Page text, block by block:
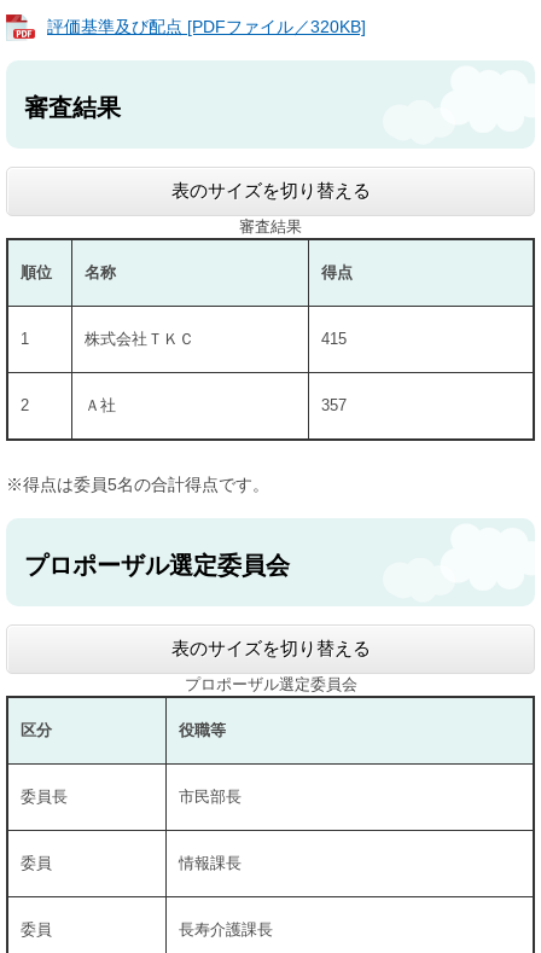
評価基準及び配点 [PDFファイル／320KB]
審査結果
表のサイズを切り替える
審査結果
順位 名称 得点
1 株式会社ＴＫＣ 415
2 Ａ社 357
※得点は委員5名の合計得点です。
プロポーザル選定委員会
表のサイズを切り替える
プロポーザル選定委員会
区分 役職等
委員長 市民部長
委員 情報課長
委員 長寿介護課長